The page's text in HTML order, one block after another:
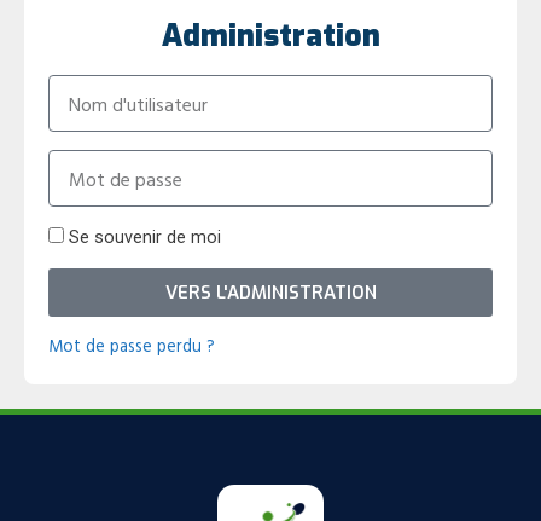
Administration
Se souvenir de moi
VERS L'ADMINISTRATION
Mot de passe perdu ?